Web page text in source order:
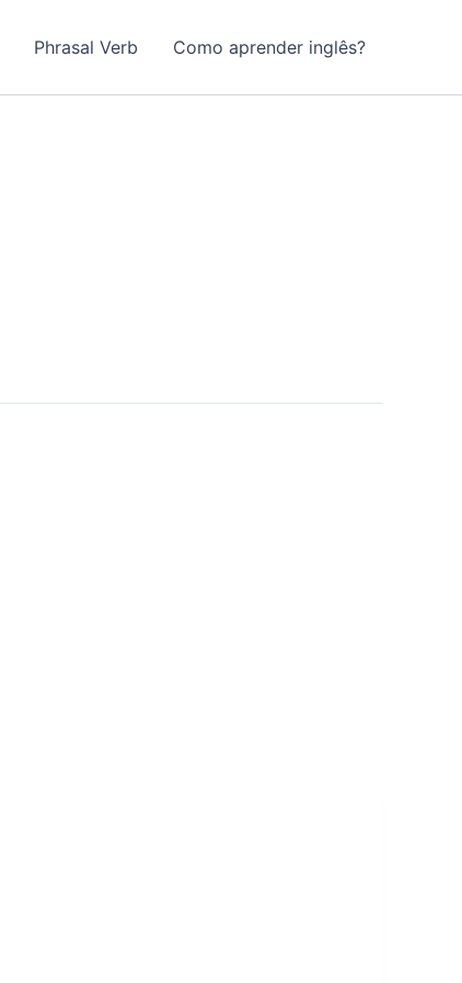
Phrasal Verb Como aprender inglês?